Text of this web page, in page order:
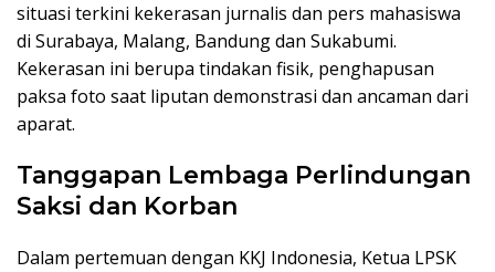
situasi terkini kekerasan jurnalis dan pers mahasiswa
di Surabaya, Malang, Bandung dan Sukabumi.
Kekerasan ini berupa tindakan fisik, penghapusan
paksa foto saat liputan demonstrasi dan ancaman dari
aparat.
Tanggapan Lembaga Perlindungan
Saksi dan Korban
Dalam pertemuan dengan KKJ Indonesia, Ketua LPSK